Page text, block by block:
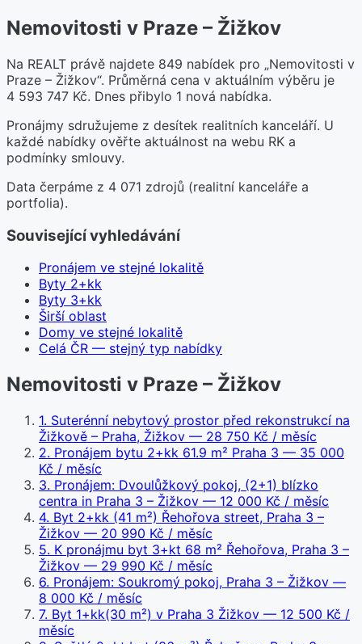
Nemovitosti v Praze – Žižkov
Na REALT právě najdete 849 nabídek pro „Nemovitosti v
Praze – Žižkov“. Průměrná cena v aktuálním výběru je
4 593 747 Kč. Dnes přibylo 1 nová nabídka.
Pronájmy sdružujeme z desítek realitních kanceláří. U
každé nabídky ověřte aktuálnost na webu RK a
podmínky smlouvy.
Data čerpáme z 4 071 zdrojů (realitní kanceláře a
portfolia).
Související vyhledávání
Pronájem ve stejné lokalitě
Byty 2+kk
Byty 3+kk
Širší oblast
Domy ve stejné lokalitě
Celá ČR — stejný typ nabídky
Nemovitosti v Praze – Žižkov
1. Suterénní nebytový prostor před rekonstrukcí na
Žižkově – Praha, Žižkov — 28 750 Kč / měsíc
2. Pronájem bytu 2+kk 61.9 m² Praha 3 — 35 000
Kč / měsíc
3. Pronájem: Dvoulůžkový pokoj, (2+1) blízko
centra in Praha 3 – Žižkov — 12 000 Kč / měsíc
4. Byt 2+kk (41 m²) Řehořova street, Praha 3 –
Žižkov — 20 990 Kč / měsíc
5. K pronájmu byt 3+kt 68 m² Řehořova, Praha 3 –
Žižkov — 29 990 Kč / měsíc
6. Pronájem: Soukromý pokoj, Praha 3 – Žižkov —
8 000 Kč / měsíc
7. Byt 1+kk(30 m²) v Praha 3 Žižkov — 12 500 Kč /
měsíc